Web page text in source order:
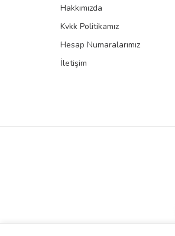
Hakkımızda
Kvkk Politikamız
Hesap Numaralarımız
İletişim